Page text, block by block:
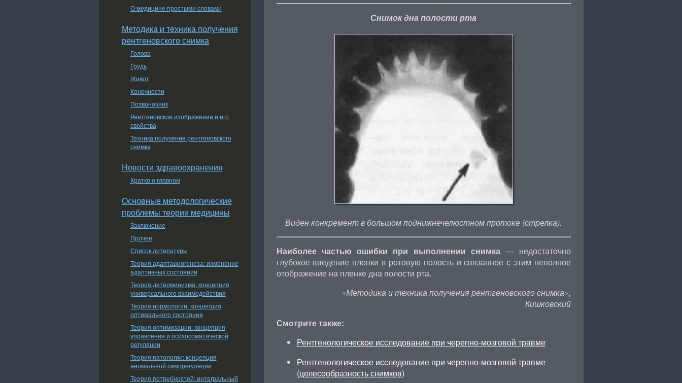
Снимок дна полости рта
Виден конкремент в большом поднижнечелюстном протоке (стрелка).
Наиболее частью ошибки при выполнении снимка— недостаточно
глубокое введение пленки в ротовую полость и связанное с этим неполное
отображение на пленке дна полости рта.
«Методика и техника получения рентгеновского снимка»,
Кишковский
Смотрите также:
Рентгенологическое исследование при черепно-мозговой травме
Рентгенологическое исследование при черепно-мозговой травме
(целесообразность снимков)
О медицине простыми словами
Методика и техника получения
рентгеновского снимка
Голова
Грудь
Живот
Конечности
Позвоночник
Рентгеновское изображение и его
свойства
Техника получения рентгеновского
снимка
Новости здравоохранения
Кратко о главном
Основные методологические
проблемы теории медицины
Заключение
Прочее
Список литературы
Теория адаптациогенеза: изменение
адаптивных состоянии
Теория детерминизма: концепция
универсального взаимодействия
Теория нормологии: концепция
оптимального состояния
Теория оптимизации: концепция
управления и психосоматической
регуляции
Теория патологии: концепция
аномальной саморегуляции
Теория потребностей: интегральный